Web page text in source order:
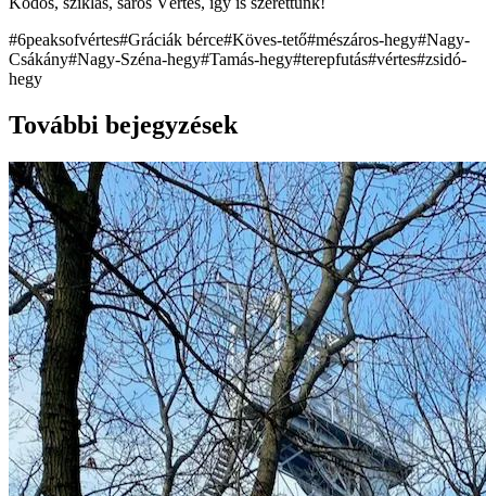
#6peaksofvértes#Gráciák bérce#Köves-tető#mészáros-hegy#Nagy-
Csákány#Nagy-Széna-hegy#Tamás-hegy#terepfutás#vértes#zsidó-
hegy
További bejegyzések